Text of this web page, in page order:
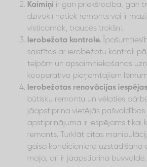
Kaimiņi ir gan priekšrocība, gan
dzīvoklī notiek remonts vai ir
visticamāk, traucēs trokšņi.
Ierobežota kontrole.
saistītas ar ierobežotu kontroli
telpām un apsaimniekošanas
kooperatīva pieņemtajiem
Ierobežotas renovācijas
būtisku remontu un vēlaties
jāapstiprina vietējās pašvaldības
apstiprinājuma ir iespējams tikai
remonts. Turklāt citas
gaisa kondicioniera uzstādīšana
mājā, arī ir jāapstiprina būvvaldē.